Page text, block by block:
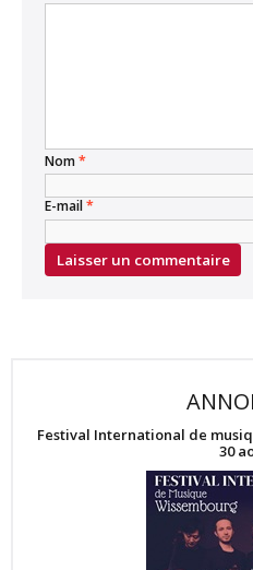
Nom*
E-mail*
Festival International de
30